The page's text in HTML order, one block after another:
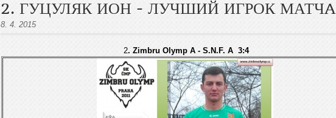
2. ГУЦУЛЯК ИОН - ЛУЧШИЙ ИГРОК МАТЧA
8. 4. 2015
2. Zimbru Olymp A - S.N.F. A 3:4